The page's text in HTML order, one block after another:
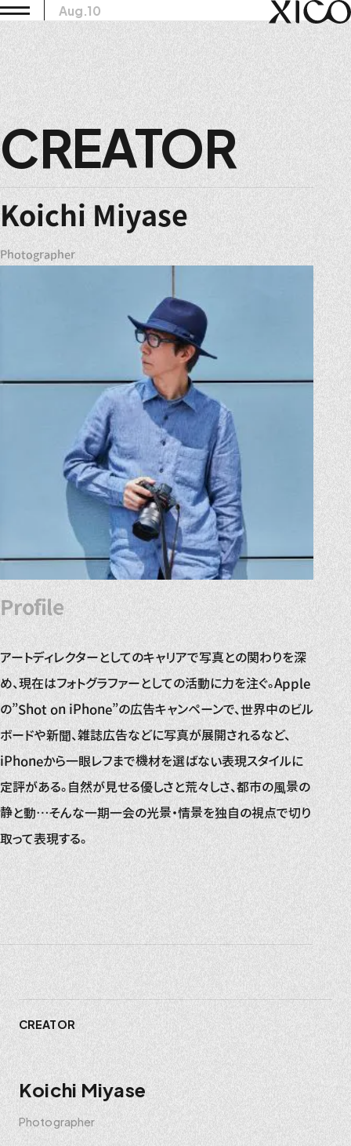
Aug.10
CREATOR
Koichi Miyase
Photographer
Profile
アートディレクターとしてのキャリアで写真との関わりを深
め、現在はフォトグラファーとしての活動に力を注ぐ。Apple
の”Shot on iPhone”の広告キャンペーンで、世界中のビル
ボードや新聞、雑誌広告などに写真が展開されるなど、
iPhoneから一眼レフまで機材を選ばない表現スタイルに
定評がある。自然が見せる優しさと荒々しさ、都市の風景の
静と動…そんな一期一会の光景・情景を独自の視点で切り
取って表現する。
CREATOR
Koichi Miyase
Photographer